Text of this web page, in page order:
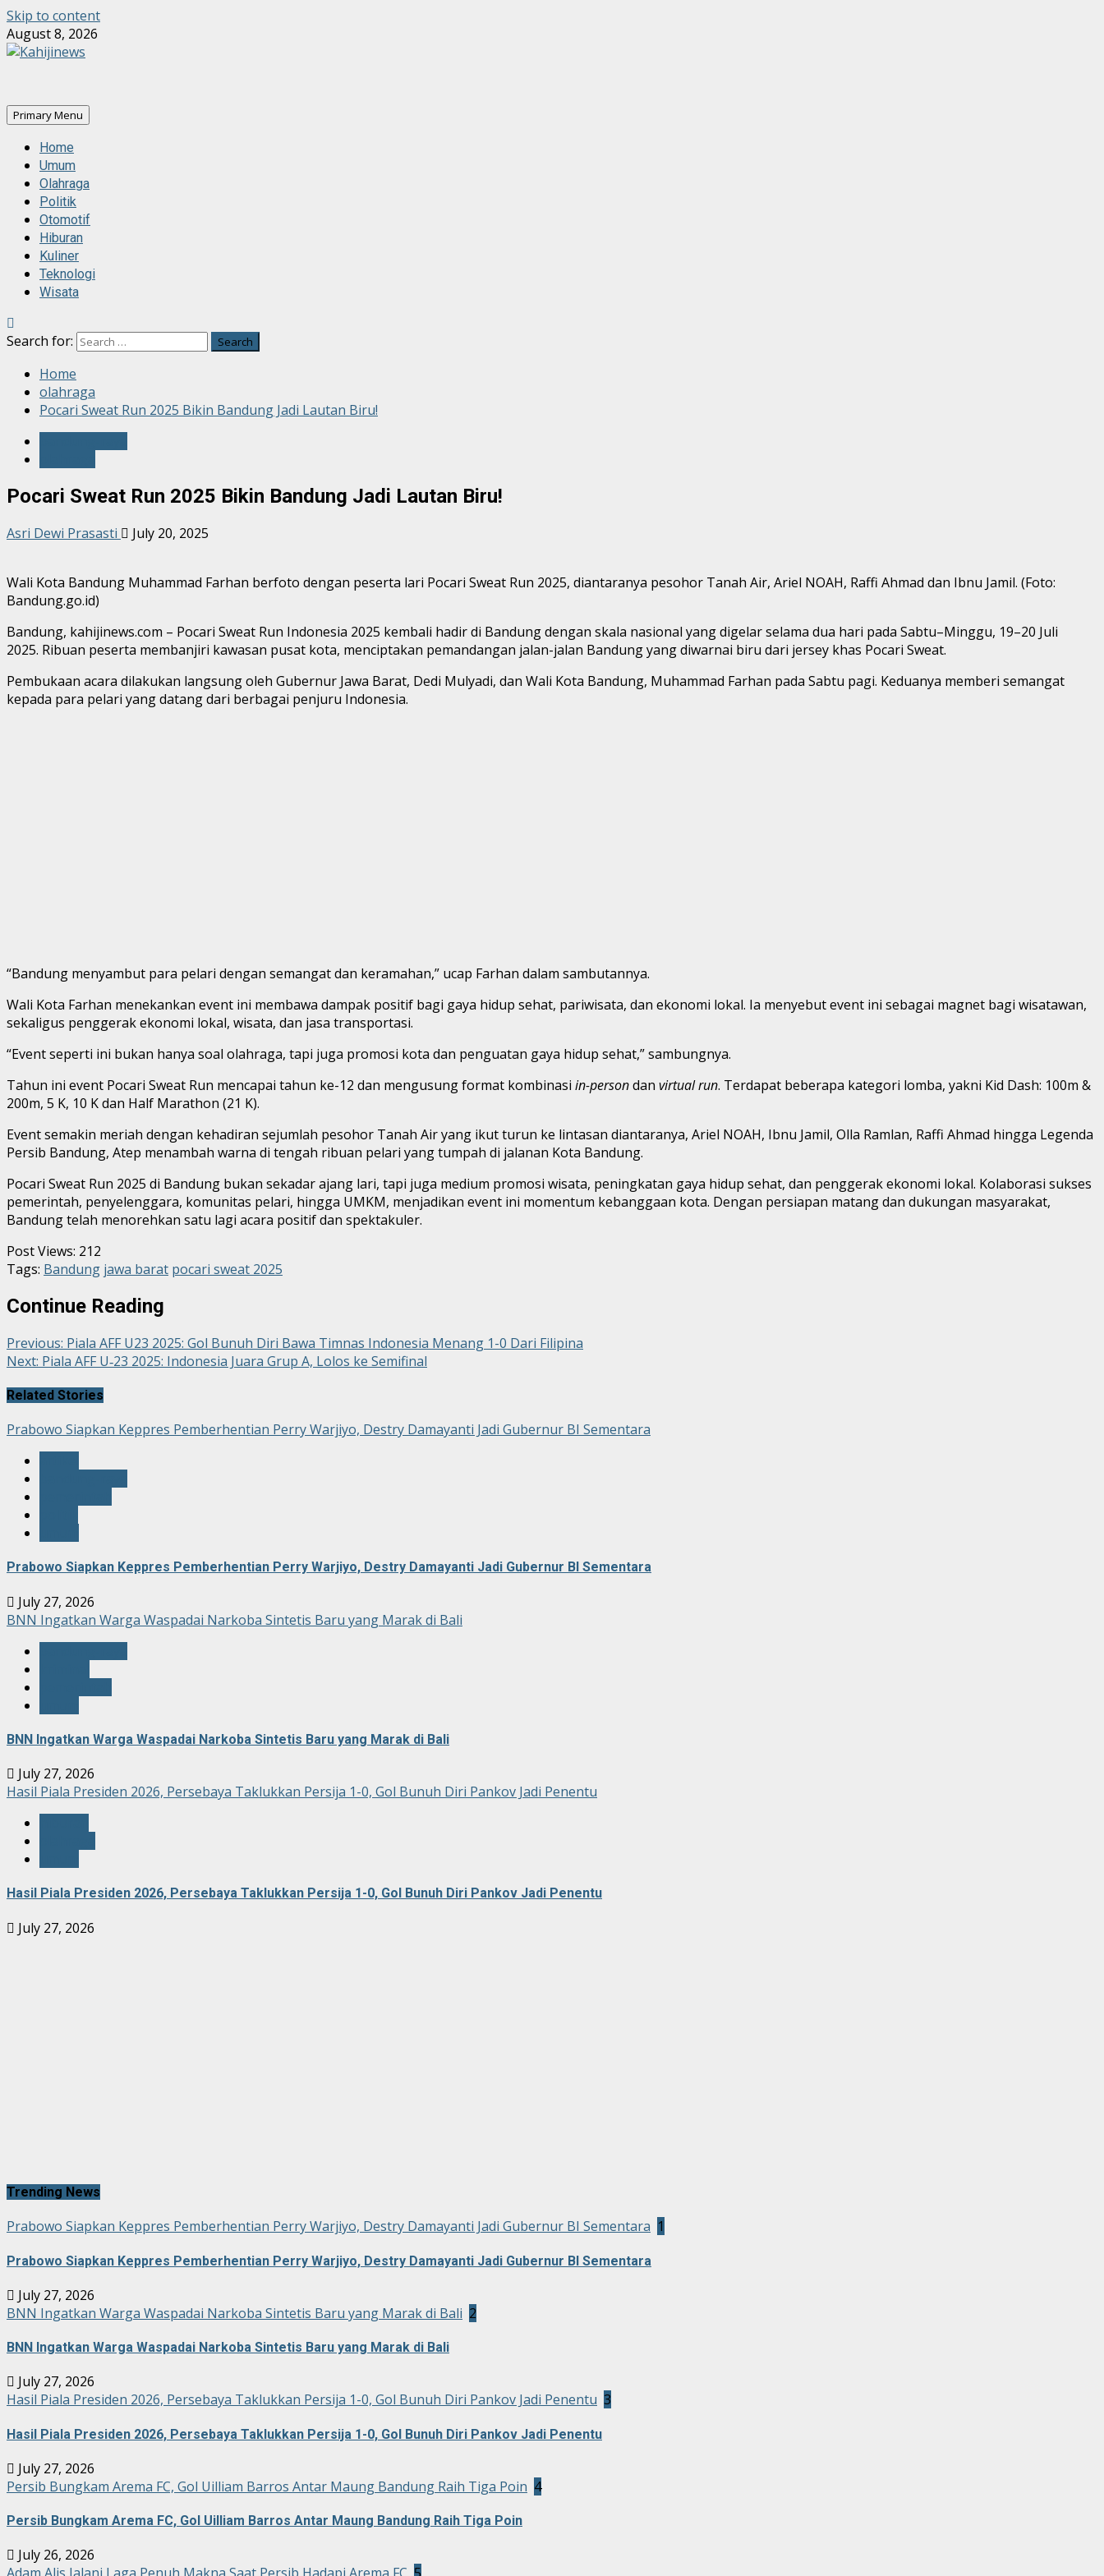
Skip to content
August 8, 2026
Primary Menu
Home
Umum
Olahraga
Politik
Otomotif
Hiburan
Kuliner
Teknologi
Wisata
Search for:
Home
olahraga
Pocari Sweat Run 2025 Bikin Bandung Jadi Lautan Biru!
Pocari Sweat Run 2025 Bikin Bandung Jadi Lautan Biru!
Asri Dewi Prasasti July 20, 2025
Wali Kota Bandung Muhammad Farhan berfoto dengan peserta lari Pocari Sweat Run 2025, diantaranya pesohor Tanah Air, Ariel NOAH, Raffi Ahmad dan Ibnu Jamil. (Foto:
Bandung.go.id)
Bandung, kahijinews.com – Pocari Sweat Run Indonesia 2025 kembali hadir di Bandung dengan skala nasional yang digelar selama dua hari pada Sabtu–Minggu, 19–20 Juli
2025. Ribuan peserta membanjiri kawasan pusat kota, menciptakan pemandangan jalan-jalan Bandung yang diwarnai biru dari jersey khas Pocari Sweat.
Pembukaan acara dilakukan langsung oleh Gubernur Jawa Barat, Dedi Mulyadi, dan Wali Kota Bandung, Muhammad Farhan pada Sabtu pagi. Keduanya memberi semangat
kepada para pelari yang datang dari berbagai penjuru Indonesia.
“Bandung menyambut para pelari dengan semangat dan keramahan,” ucap Farhan dalam sambutannya.
Wali Kota Farhan menekankan event ini membawa dampak positif bagi gaya hidup sehat, pariwisata, dan ekonomi lokal. Ia menyebut event ini sebagai magnet bagi wisatawan,
sekaligus penggerak ekonomi lokal, wisata, dan jasa transportasi.
“Event seperti ini bukan hanya soal olahraga, tapi juga promosi kota dan penguatan gaya hidup sehat,” sambungnya.
Tahun ini event Pocari Sweat Run mencapai tahun ke-12 dan mengusung format kombinasi in-persondan virtual run. Terdapat beberapa kategori lomba, yakni Kid Dash: 100m &
200m, 5 K, 10 K dan Half Marathon (21 K).
Event semakin meriah dengan kehadiran sejumlah pesohor Tanah Air yang ikut turun ke lintasan diantaranya, Ariel NOAH, Ibnu Jamil, Olla Ramlan, Raffi Ahmad hingga Legenda
Persib Bandung, Atep menambah warna di tengah ribuan pelari yang tumpah di jalanan Kota Bandung.
Pocari Sweat Run 2025 di Bandung bukan sekadar ajang lari, tapi juga medium promosi wisata, peningkatan gaya hidup sehat, dan penggerak ekonomi lokal. Kolaborasi sukses
pemerintah, penyelenggara, komunitas pelari, hingga UMKM, menjadikan event ini momentum kebanggaan kota. Dengan persiapan matang dan dukungan masyarakat,
Bandung telah menorehkan satu lagi acara positif dan spektakuler.
Post Views: 212
Tags: Bandung jawa barat pocari sweat 2025
Continue Reading
Previous: Piala AFF U23 2025: Gol Bunuh Diri Bawa Timnas Indonesia Menang 1-0 Dari Filipina
Next: Piala AFF U‑23 2025: Indonesia Juara Grup A, Lolos ke Semifinal
Related Stories
Prabowo Siapkan Keppres Pemberhentian Perry Warjiyo, Destry Damayanti Jadi Gubernur BI Sementara
Prabowo Siapkan Keppres Pemberhentian Perry Warjiyo, Destry Damayanti Jadi Gubernur BI Sementara
July 27, 2026
BNN Ingatkan Warga Waspadai Narkoba Sintetis Baru yang Marak di Bali
BNN Ingatkan Warga Waspadai Narkoba Sintetis Baru yang Marak di Bali
July 27, 2026
Hasil Piala Presiden 2026, Persebaya Taklukkan Persija 1-0, Gol Bunuh Diri Pankov Jadi Penentu
Hasil Piala Presiden 2026, Persebaya Taklukkan Persija 1-0, Gol Bunuh Diri Pankov Jadi Penentu
July 27, 2026
Trending News
Prabowo Siapkan Keppres Pemberhentian Perry Warjiyo, Destry Damayanti Jadi Gubernur BI Sementara 1
Prabowo Siapkan Keppres Pemberhentian Perry Warjiyo, Destry Damayanti Jadi Gubernur BI Sementara
July 27, 2026
BNN Ingatkan Warga Waspadai Narkoba Sintetis Baru yang Marak di Bali 2
BNN Ingatkan Warga Waspadai Narkoba Sintetis Baru yang Marak di Bali
July 27, 2026
Hasil Piala Presiden 2026, Persebaya Taklukkan Persija 1-0, Gol Bunuh Diri Pankov Jadi Penentu 3
Hasil Piala Presiden 2026, Persebaya Taklukkan Persija 1-0, Gol Bunuh Diri Pankov Jadi Penentu
July 27, 2026
Persib Bungkam Arema FC, Gol Uilliam Barros Antar Maung Bandung Raih Tiga Poin 4
Persib Bungkam Arema FC, Gol Uilliam Barros Antar Maung Bandung Raih Tiga Poin
July 26, 2026